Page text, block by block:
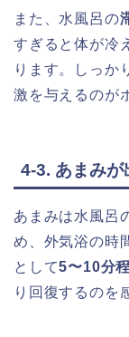
また、水風呂の
すぎると体が冷
ります。しっか
激を与えるのが
4-3. あまみが
あまみは水風呂
め、外気浴の時
として5〜10分
り回復するのを